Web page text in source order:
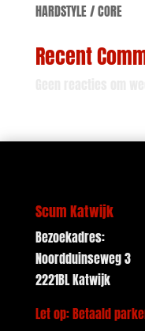
HARDSTYLE / CORE
Recent
Scum Katwijk
Bezoekadres:
Noordduinseweg 3
2221BL Katwijk
Let op: Betaald